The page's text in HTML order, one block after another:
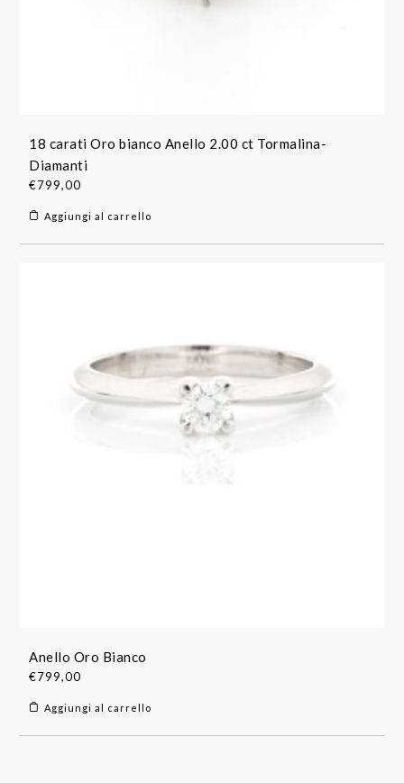
18 carati Oro bianco Anello 2.00 ct Tormalina-
Diamanti
€799,00
Aggiungi al carrello
Anello Oro Bianco
€799,00
Aggiungi al carrello